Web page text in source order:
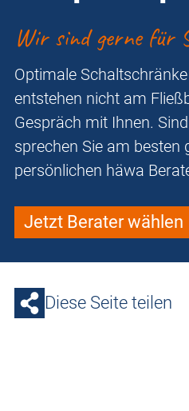
Wir sind gerne für
Optimale
entstehen nicht am
Gespräch mit Ihnen.
sprechen Sie am besten
persönlichen häwa
Jetzt Berater wählen
Diese Seite teilen